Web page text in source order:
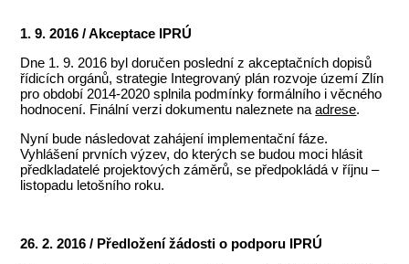
1. 9. 2016 / Akceptace IPRÚ
Dne 1. 9. 2016 byl doručen poslední z akceptačních dopisů
řídicích orgánů, strategie Integrovaný plán rozvoje území Zlín
pro období 2014-2020 splnila podmínky formálního i věcného
hodnocení. Finální verzi dokumentu naleznete naadrese.
Nyní bude následovat zahájení implementační fáze.
Vyhlášení prvních výzev, do kterých se budou moci hlásit
předkladatelé projektových záměrů, se předpokládá v říjnu –
listopadu letošního roku.
26. 2. 2016 / Předložení žádosti o podporu IPRÚ